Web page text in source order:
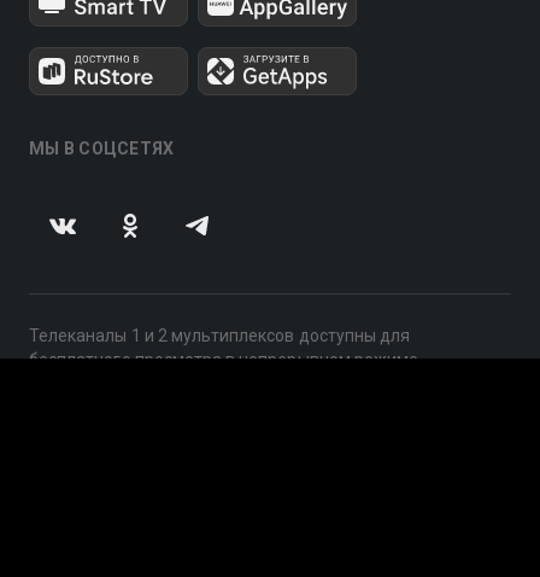
МЫ В СОЦСЕТЯХ
Телеканалы 1 и 2 мультиплексов доступны для
бесплатного просмотра в непрерывном режиме,